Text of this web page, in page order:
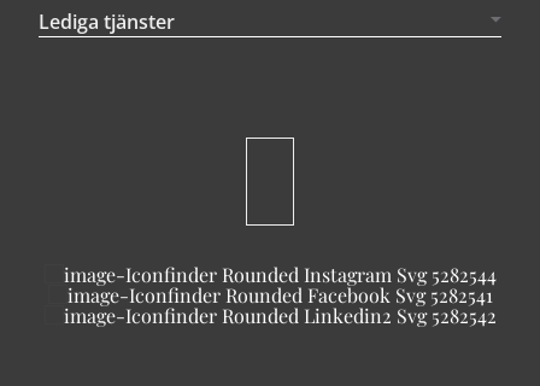
Lediga tjänster